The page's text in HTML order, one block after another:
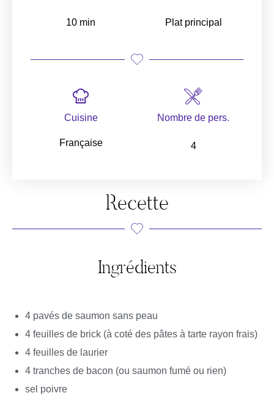
10 min Plat principal
Cuisine
Française
Nombre de pers.
4
Recette
Ingrédients
4 pavés de saumon sans peau
4 feuilles de brick (à coté des pâtes à tarte rayon frais)
4 feuilles de laurier
4 tranches de bacon (ou saumon fumé ou rien)
sel poivre